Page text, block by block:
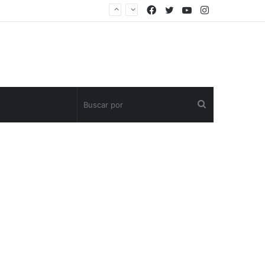
YouTube
Twitter
Facebook